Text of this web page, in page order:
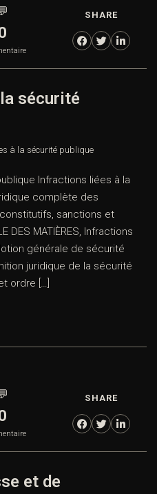
SHARE
sécurité
à la sécurité publique
Infractions liées à la
complète des
sanctions et
DES MATIÈRES, Infractions
générale de sécurité
juridique de la sécurité
ordre […]
SHARE
et de